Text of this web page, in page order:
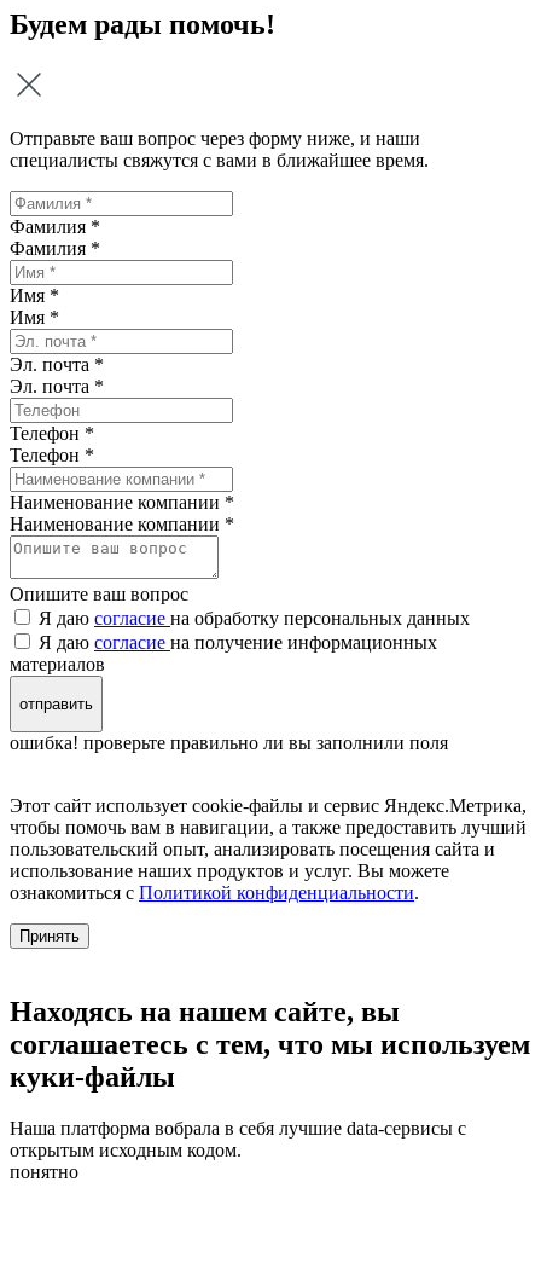
Будем рады помочь!
Отправьте ваш вопрос через форму ниже, и наши
специалисты свяжутся с вами в ближайшее время.
Фамилия *
Фамилия *
Имя *
Имя *
Эл. почта *
Эл. почта *
Телефон *
Телефон *
Наименование компании *
Наименование компании *
Опишите ваш вопрос
Я даю согласие на обработку персональных данных
Я даю согласие на получение информационных
материалов
отправить
ошибка! проверьте правильно ли вы заполнили поля
Этот сайт использует cookie-файлы и сервис Яндекс.Метрика,
чтобы помочь вам в навигации, а также предоставить лучший
пользовательский опыт, анализировать посещения сайта и
использование наших продуктов и услуг. Вы можете
ознакомиться с Политикой конфиденциальности.
Принять
Находясь на нашем сайте, вы
соглашаетесь с тем, что мы используем
куки-файлы
Наша платформа вобрала в себя лучшие data-сервисы с
открытым исходным кодом.
понятно